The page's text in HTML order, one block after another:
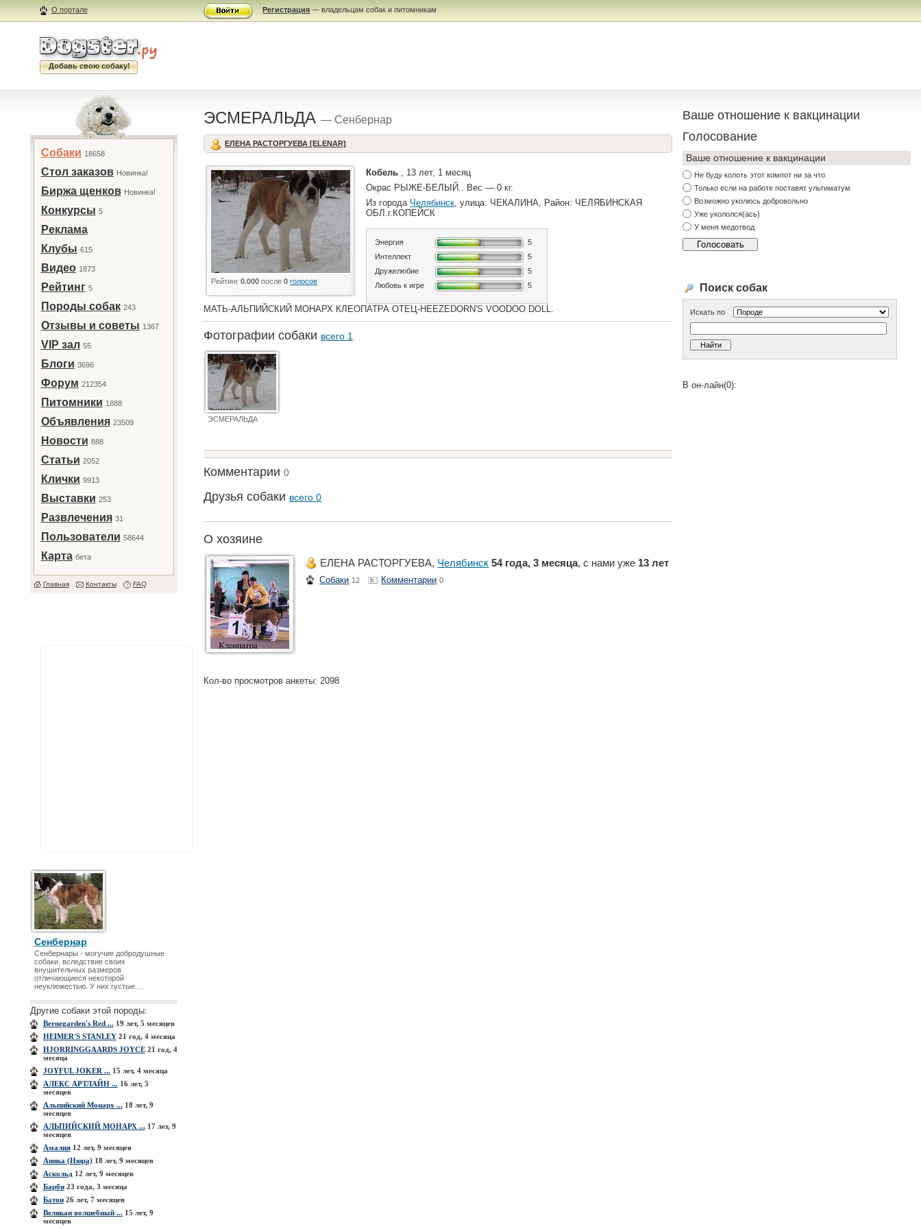
О портале Регистрация — владельцам собак и питомникам
Добавь свою собаку!
Собаки 18658
Стол заказов Новинка!
Биржа щенков Новинка!
Конкурсы 5
Реклама
Клубы 615
Видео 1873
Рейтинг 5
Породы собак 243
Отзывы и советы 1367
VIP зал 55
Блоги 3696
Форум 212354
Питомники 1888
Объявления 23509
Новости 888
Статьи 2052
Клички 9913
Выставки 253
Развлечения 31
Пользователи 58644
Карта бета
Главная Контакты FAQ
Сенбернар
Сенбернары - могучие добродушные
собаки, вследствие своих
внушительчых размеров
отличающиеся некоторой
неуклюжестью. У них густые ...
Другие собаки этой породы:
Bernegarden's Red ...19 лет, 5 месяцев
HEIMER'S STANLEY21 год, 4 месяца
HJORRINGGAARDS JOYCE21 год, 4
месяца
JOYFUL JOKER ...15 лет, 4 месяца
АЛЕКС АРТЛАЙН ...16 лет, 5
месяцев
Альпийский Монарх ...18 лет, 9
месяцев
АЛЬПИЙСКИЙ МОНАРХ ...17 лет, 9
месяцев
Амалия12 лет, 9 месяцев
Аника (Нюра)18 лет, 9 месяцев
Аскольд12 лет, 9 месяцев
Барби23 года, 3 месяца
Батон26 лет, 7 месяцев
Великан волшебный ...15 лет, 9
месяцев
ЭСМЕРАЛЬДА— Сенбернар
ЕЛЕНА РАСТОРГУЕВА [ELENAR]
Рейтинг0.000 после0 голосов
Кобель , 13 лет, 1 месяц
Окрас РЫЖЕ-БЕЛЫЙ.. Вес — 0 кг.
Из города Челябинск, улица: ЧЕКАЛИНА, Район: ЧЕЛЯБИНСКАЯ
ОБЛ.г.КОПЕЙСК
Энергия
5
Интеллект
5
Дружелюбие
5
Любовь к игре
5
МАТЬ-АЛЬПИЙСКИЙ МОНАРХ КЛЕОПАТРА ОТЕЦ-HEEZEDORN'S VOODOO DOLL.
Фотографии собаки всего 1
ЭСМЕРАЛЬДА
Комментарии0
Друзья собаки всего 0
О хозяине
ЕЛЕНА РАСТОРГУЕВА, Челябинск 54 года, 3 месяца, с нами уже 13 лет
Собаки 12 Комментарии 0
Кол-во просмотров анкеты: 2098
Ваше отношение к вакцинации
Голосование
Ваше отношение к вакцинации
Не буду колоть этот компот ни за что
Только если на работе поставят ультиматум
Возможно уколюсь добровольно
Уже укололся(ась)
У меня медотвод
Поиск собак
Искать по
В он-лайн(0):